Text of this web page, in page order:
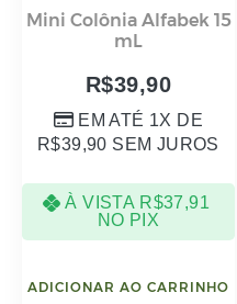
Mini Colônia Alfabek 15
mL
R$39,90
EM ATÉ 1X DE
R$39,90 SEM JUROS
À VISTA R$37,91
NO PIX
ADICIONAR AO CARRINHO